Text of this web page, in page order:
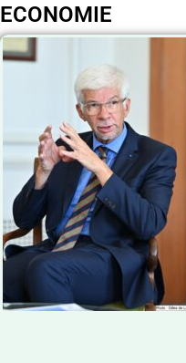
ECONOMIE